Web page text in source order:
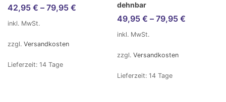
42,95 € – 79,95 €
inkl. MwSt.
zzgl. Versandkosten
Lieferzeit: 14 Tage
dehnbar
49,95 € – 79,95 €
inkl. MwSt.
zzgl. Versandkosten
Lieferzeit: 14 Tage